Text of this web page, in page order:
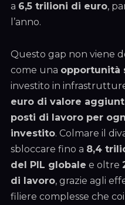
a 6,5 trilioni di euro,
l’anno.
Questo gap non viene
come una opportunità
investito in
euro di valore
posti di lavoro per
investito. Colmare il
sbloccare fino a 8,4
del PIL globale e oltre
di lavoro, grazie agli
filiere complesse che